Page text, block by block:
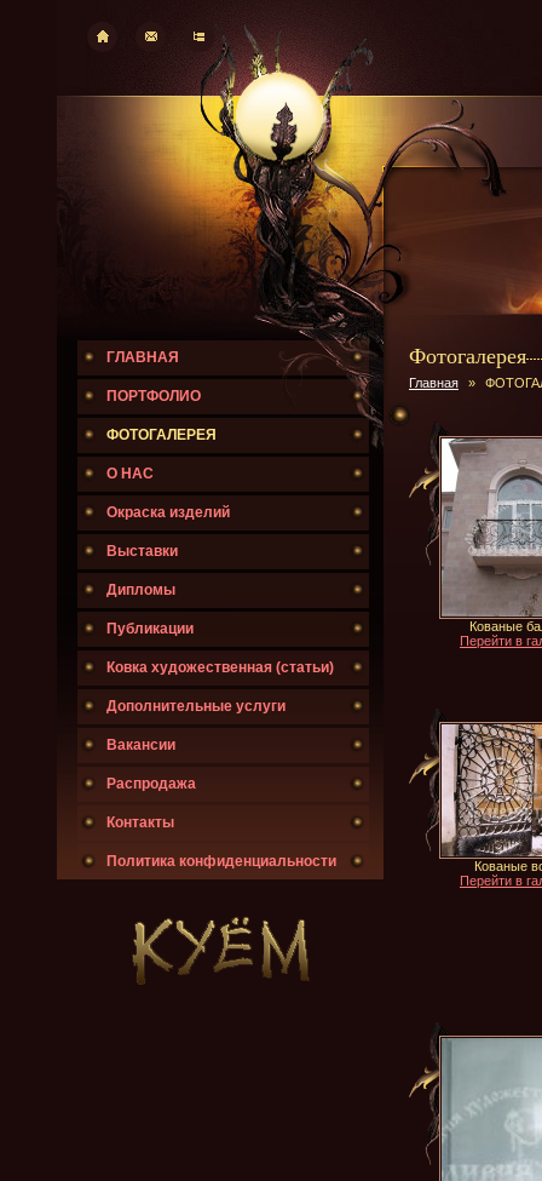
ГЛАВНАЯ
ПОРТФОЛИО
ФОТОГАЛЕРЕЯ
О НАС
Окраска изделий
Выставки
Дипломы
Публикации
Ковка художественная (статьи)
Дополнительные услуги
Вакансии
Распродажа
Контакты
Политика конфиденциальности
Фотогалерея
Главная »
Кованые
Перейти в
Кованые
Перейти в